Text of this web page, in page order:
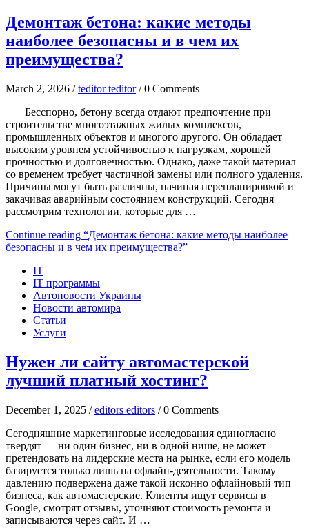
Демонтаж бетона: какие методы
наиболее безопасны и в чем их
преимущества?
March 2, 2026 /teditor teditor/ 0 Comments
Бесспорно, бетону всегда отдают предпочтение при
строительстве многоэтажных жилых комплексов,
промышленных объектов и многого другого. Он обладает
высоким уровнем устойчивостью к нагрузкам, хорошей
прочностью и долговечностью. Однако, даже такой материал
со временем требует частичной замены или полного удаления.
Причины могут быть различны, начиная перепланировкой и
закачивая аварийным состоянием конструкций. Сегодня
рассмотрим технологии, которые для …
Continue reading “Демонтаж бетона: какие методы наиболее
безопасны и в чем их преимущества?”
IT
IT программы
Автоновости Украины
Новости автомира
Статьи
Услуги
Нужен ли сайту автомастерской
лучший платный хостинг?
December 1, 2025 /editors editors / 0 Comments
Сегодняшние маркетинговые исследования единогласно
твердят — ни один бизнес, ни в одной нише, не может
претендовать на лидерские места на рынке, если его модель
базируется только лишь на офлайн-деятельности. Такому
давлению подвержена даже такой исконно офлайновый тип
бизнеса, как автомастерские. Клиенты ищут сервисы в
Google, смотрят отзывы, уточняют стоимость ремонта и
записываются через сайт. И …